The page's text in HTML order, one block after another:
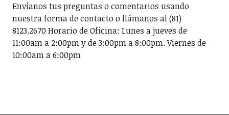
Envíanos tus preguntas o comentarios usando
nuestra forma de contacto o llámanos al (81)
8123.2670 Horario de Oficina: Lunes a jueves de
11:00am a 2:00pm y de 3:00pm a 8:00pm. Viernes de
10:00am a 6:00pm